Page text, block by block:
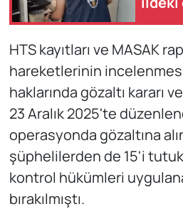
HTS kayıtları ve MASAK
hareketlerinin
haklarında gözaltı kararı
23 Aralık 2025'te
operasyonda gözaltına
şüphelilerden de 15'i
kontrol hükümleri
bırakılmıştı.